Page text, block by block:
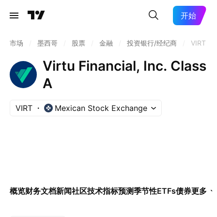
开始
市场 墨西哥 股票 金融 投资银行/经纪商 VIRT
Virtu Financial, Inc. Class
A
VIRT Mexican Stock Exchange
概览财务文档新闻社区技术指标预测季节性ETFs债券更多